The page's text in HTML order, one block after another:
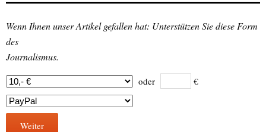
Wenn Ihnen unser Artikel gefallen hat: Unterstützen Sie diese Form
des
Journalismus.
oder €
Weiter